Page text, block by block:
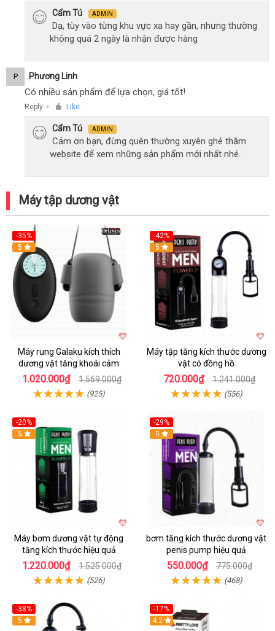
Cẩm Tú ADMIN
Dạ, tùy vào từng khu vực xa hay gần, nhưng thường
không quá 2 ngày là nhận được hàng
P Phương Linh
Có nhiều sản phẩm để lựa chọn, giá tốt!
Reply ● Like
Cẩm Tú ADMIN
Cảm ơn bạn, đừng quên thường xuyên ghé thăm
website để xem những sản phẩm mới nhất nhé.
Máy tập dương vật
-35%
Hot
5
Máy rung Galaku kích thích
dương vật tăng khoái cảm
1.020.000₫ 1.569.000₫
(925)
-42%
5
Máy tập tăng kích thước dương
vật có đồng hồ
720.000₫ 1.241.000₫
(556)
-20%
5
Máy bơm dương vật tự động
tăng kích thước hiệu quả
1.220.000₫ 1.525.000₫
(526)
-29%
5
bơm tăng kích thước dương vật
penis pump hiệu quả
550.000₫ 775.000₫
(468)
-38%
Hot
5
-17%
4.2